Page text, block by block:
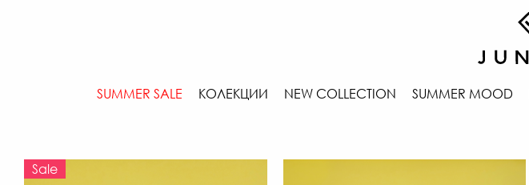
SUMMER SALE КОЛЕКЦИИ NEW COLLECTION SUMMER MOOD
Sale